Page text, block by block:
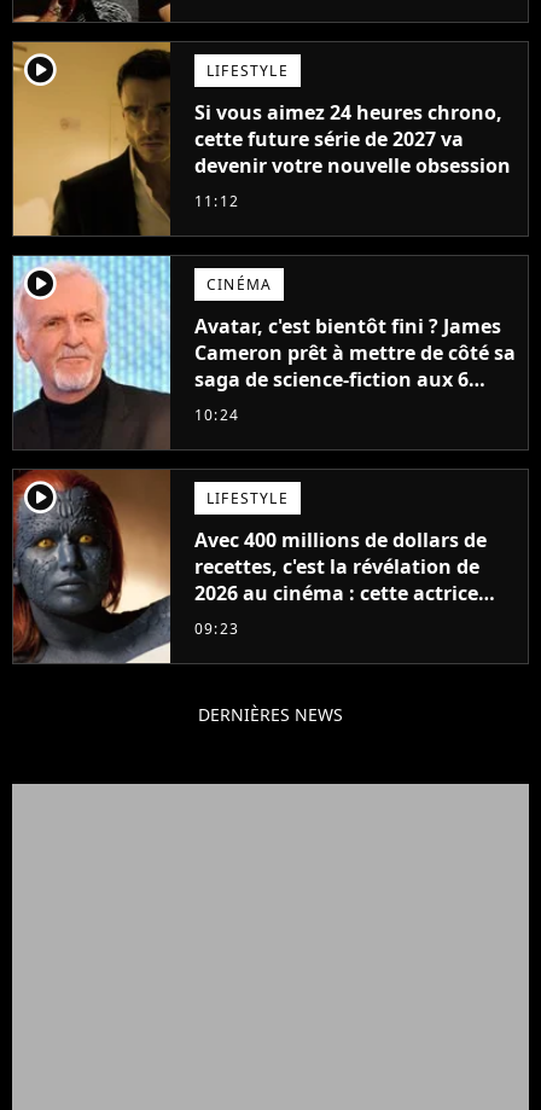
player2 LIFESTYLE
Si vous aimez 24 heures chrono,
cette future série de 2027 va
devenir votre nouvelle obsession
11:12
player2 CINÉMA
Avatar, c'est bientôt fini ? James
Cameron prêt à mettre de côté sa
saga de science-fiction aux 6
milliards de recettes
10:24
player2 LIFESTYLE
Avec 400 millions de dollars de
recettes, c'est la révélation de
2026 au cinéma : cette actrice
adorée prête à remplacer
09:23
DERNIÈRES NEWS